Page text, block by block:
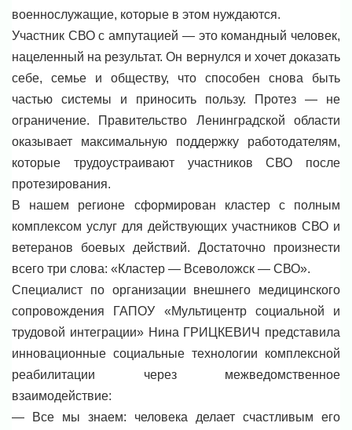
военнослужащие, которые в этом нуждаются.
Участник СВО с ампутацией — это командный человек,
нацеленный на результат. Он вернулся и хочет доказать
себе, семье и обществу, что способен снова быть
частью системы и приносить пользу. Протез — не
ограничение. Правительство Ленинградской области
оказывает максимальную поддержку работодателям,
которые трудоустраивают участников СВО после
протезирования.
В нашем регионе сформирован кластер с полным
комплексом услуг для действующих участников СВО и
ветеранов боевых действий. Достаточно произнести
всего три слова: «Кластер — Всеволожск — СВО».
Специалист по организации внешнего медицинского
сопровождения ГАПОУ «Мультицентр социальной и
трудовой интеграции» Нина ГРИЦКЕВИЧ представила
инновационные социальные технологии комплексной
реабилитации через межведомственное
взаимодействие:
— Все мы знаем: человека делает счастливым его